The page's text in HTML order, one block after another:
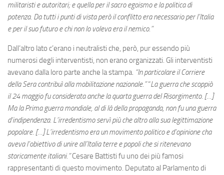
militaristi e autoritari; e quella per il sacro egoismo e la politica di
potenza. Da tutti i punti di vista però il conflitto era necessario per l’Italia
e per il suo futuro e chi non lo voleva era il nemico.”
Dall’altro lato c’erano i neutralisti che, però, pur essendo più
numerosi degli interventisti, non erano organizzati. Gli interventisti
avevano dalla loro parte anche la stampa. “In particolare il Corriere
della Sera contribuì alla mobilitazione nazionale.”“La guerra che scoppiò
il 24 maggio fu considerata anche la quarta guerra del Risorgimento. […]
Ma la Prima guerra mondiale, al di là della propaganda, non fu una guerra
d’indipendenza. L’irredentismo servì più che altro alla sua legittimazione
popolare. […] L’irredentismo era un movimento politico e d’opinione cha
aveva l’obiettivo di unire all’Italia terre e popoli che si ritenevano
storicamente italiani.”Cesare Battisti fu uno dei più famosi
rappresentanti di questo movimento. Deputato al Parlamento di